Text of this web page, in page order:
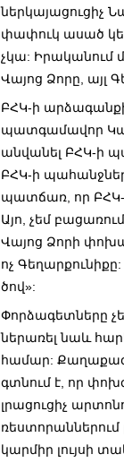
ներկայացուցիչ
փափուկ ասած
չկա: Իրականում
Վայոց Ձորը, այլ
ԲՀԿ-ի
պատգամավոր
անվանել ԲՀԿ-ի
ԲՀԿ-ի
պատճառ, որ ԲՀԿ-
Այո, չեմ
Վայոց Ձորի
ոչ
ծով»:
Փորձագետները
ներառել նաև
համար:
գտնում է, որ
լրացուցիչ
կարմիր լույսի